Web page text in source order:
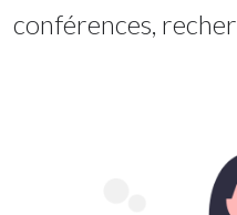
conférences,